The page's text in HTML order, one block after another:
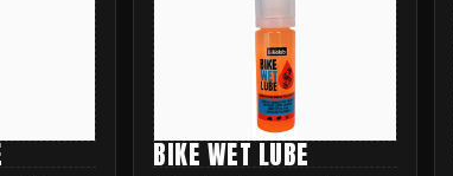
BIKE WET LUBE